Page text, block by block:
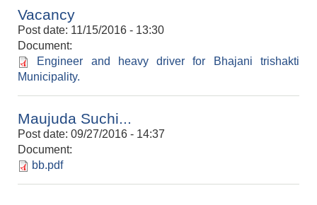
Vacancy
Post date: 11/15/2016 - 13:30
Document:
Engineer and heavy driver for Bhajani trishakti
Municipality.
Maujuda Suchi...
Post date: 09/27/2016 - 14:37
Document:
bb.pdf